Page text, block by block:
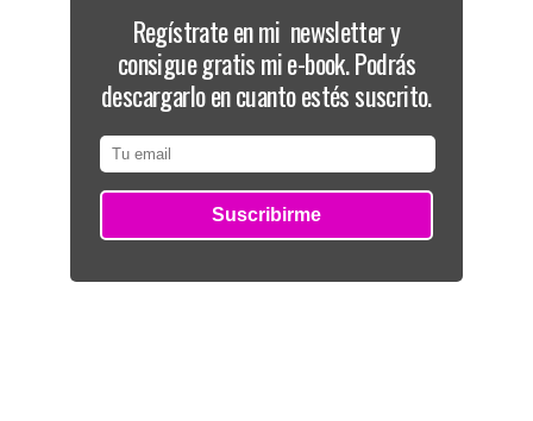
Regístrate en mi newsletter y
consigue gratis mi e-book. Podrás
descargarlo en cuanto estés suscrito.